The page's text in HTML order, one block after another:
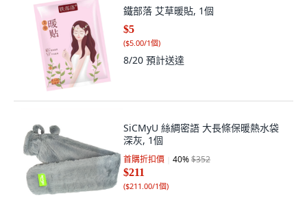
鐵部落 艾草暖貼, 1個
$5
($5.00/1個)
8/20 預計送達
SiCMyU 絲綢密語 大長條保暖熱水袋
深灰, 1個
首購折扣價 40%$352
$211
($211.00/1個)